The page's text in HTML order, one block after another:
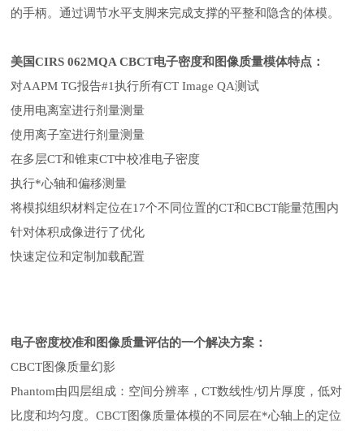
的手柄。通过调节水平支脚来完成支撑的平整和隐含的体模。
美国CIRS 062MQA CBCT电子密度和图像质量模体特点：
对AAPM TG报告#1执行所有CT Image QA测试
使用电离室进行剂量测量
使用离子室进行剂量测量
在多层CT和锥束CT中校准电子密度
执行*心轴和偏移测量
将模拟组织材料定位在17个不同位置的CT和CBCT能量范围内
针对体积成像进行了优化
快速定位和定制加载配置
电子密度校准和图像质量评估的一个解决方案：
CBCT图像质量幻影
Phantom由四层组成：空间分辨率，CT数线性/切片厚度，低对
比度和均匀度。CBCT图像质量体模的不同层在*心轴上的定位